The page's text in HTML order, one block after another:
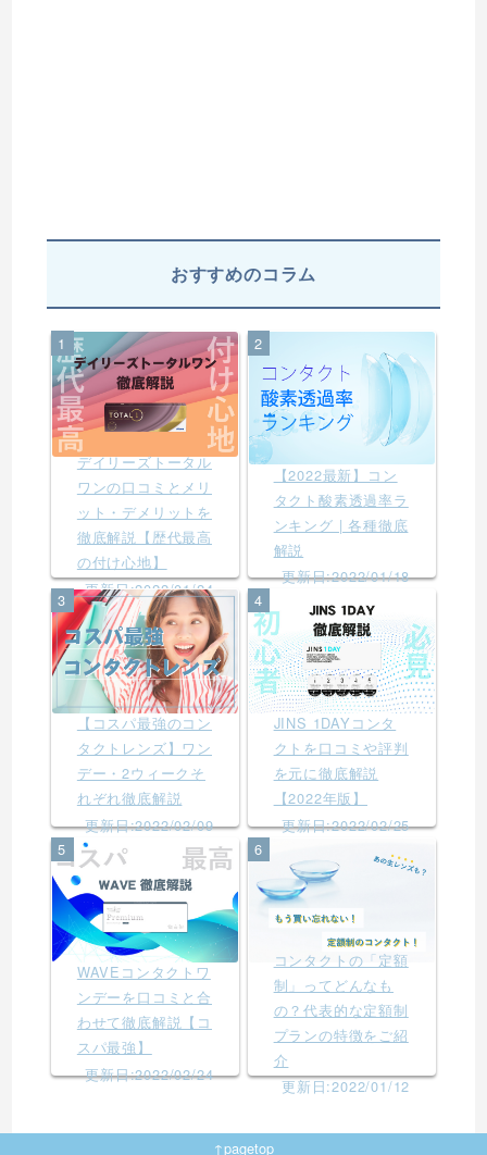
おすすめのコラム
1
デイリーズトータル
ワンの口コミとメリ
ット・デメリットを
徹底解説【歴代最高
の付け心地】
更新日:2022/01/24
2
【2022最新】コン
タクト酸素透過率ラ
ンキング | 各種徹底
解説
更新日:2022/01/18
3
【コスパ最強のコン
タクトレンズ】ワン
デー・2ウィークそ
れぞれ徹底解説
更新日:2022/02/09
4
JINS 1DAYコンタ
クトを口コミや評判
を元に徹底解説
【2022年版】
更新日:2022/02/25
5
WAVEコンタクトワ
ンデーを口コミと合
わせて徹底解説【コ
スパ最強】
更新日:2022/02/24
6
コンタクトの「定額
制」ってどんなも
の？代表的な定額制
プランの特徴をご紹
介
更新日:2022/01/12
↑pagetop